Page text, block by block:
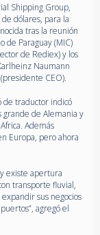
Shipping Group,
dólares, para la
tras la reunión
de Paraguay (MIC)
de Rediex) y los
Naumann
CEO).
de traductor indicó
de Alemania y
Además
Europa, pero ahora
existe apertura
transporte fluvial,
sus negocios
agregó el